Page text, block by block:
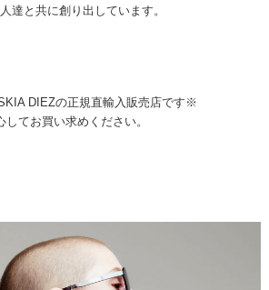
達と共に創り出しています。
DIEZの正規直輸入販売店です※
してお買い求めください。